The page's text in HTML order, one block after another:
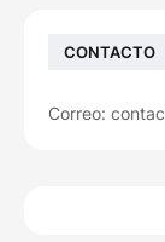
CONTACTO
Correo: